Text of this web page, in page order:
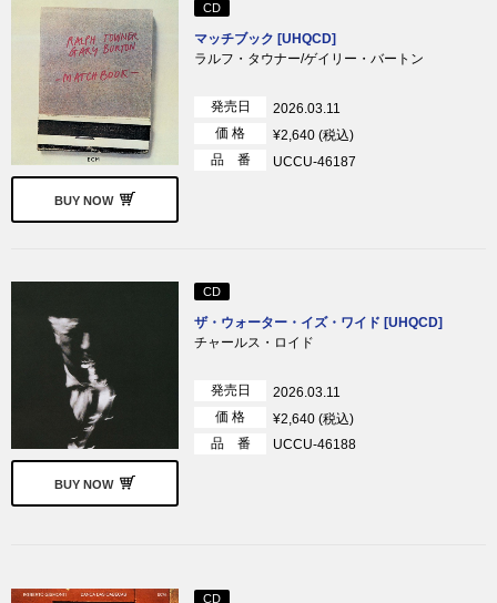
BUY NOW
CD
マッチブック [UHQCD]
ラルフ・タウナー/ゲイリー・バートン
発売日
2026.03.11
価 格
¥2,640 (税込)
品 番
UCCU-46187
BUY NOW
CD
ザ・ウォーター・イズ・ワイド [UHQCD]
チャールス・ロイド
発売日
2026.03.11
価 格
¥2,640 (税込)
品 番
UCCU-46188
CD